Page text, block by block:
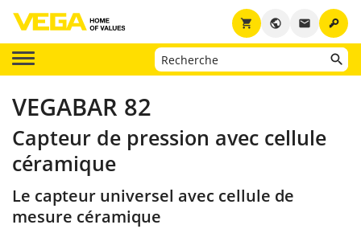
key
email
public
shopping_cart
VEGABAR 82
Capteur de pression avec cellule
céramique
Le capteur universel avec cellule de
mesure céramique